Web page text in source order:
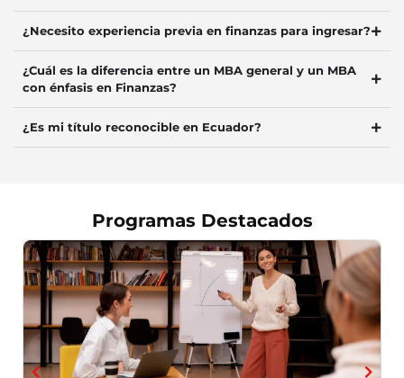
¿Necesito experiencia previa en finanzas para ingresar?
¿Cuál es la diferencia entre un MBA general y un MBA
con énfasis en Finanzas?
¿Es mi título reconocible en Ecuador?
Programas Destacados